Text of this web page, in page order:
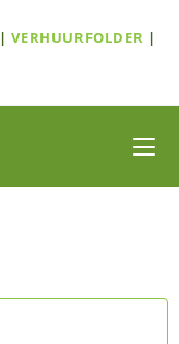
|VERHUURFOLDER |